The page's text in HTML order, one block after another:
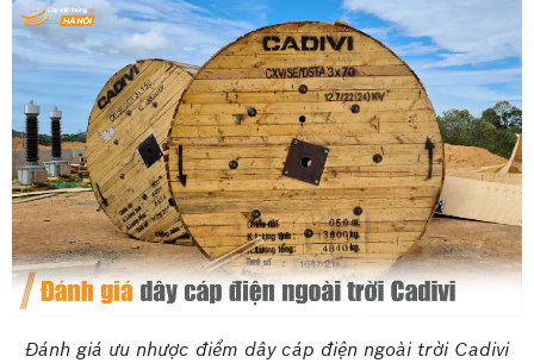
Đánh giá ưu nhược điểm dây cáp điện ngoài trời Cadivi